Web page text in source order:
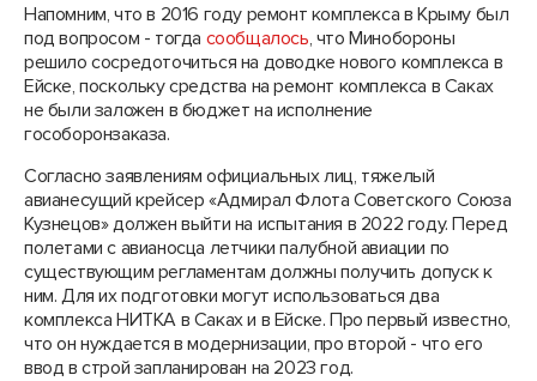
Напомним, что в 2016 году ремонт комплекса в Крыму был
под вопросом - тогда сообщалось, что Минобороны
решило сосредоточиться на доводке нового комплекса в
Ейске, поскольку средства на ремонт комплекса в Саках
не были заложен в бюджет на исполнение
гособоронзаказа.
Согласно заявлениям официальных лиц, тяжелый
авианесущий крейсер «Адмирал Флота Советского Союза
Кузнецов» должен выйти на испытания в 2022 году. Перед
полетами с авианосца летчики палубной авиации по
существующим регламентам должны получить допуск к
ним. Для их подготовки могут использоваться два
комплекса НИТКА в Саках и в Ейске. Про первый известно,
что он нуждается в модернизации, про второй - что его
ввод в строй запланирован на 2023 год.